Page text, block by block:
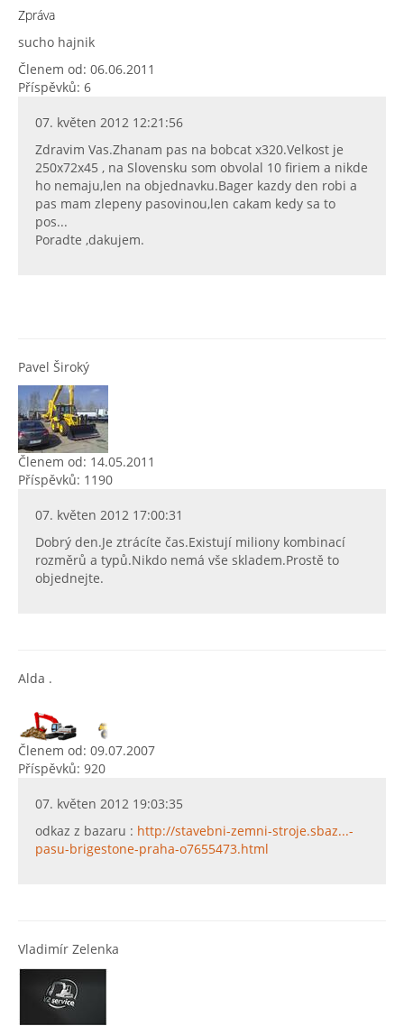
Zpráva
sucho hajnik
Členem od: 06.06.2011
Příspěvků: 6
07. květen 2012 12:21:56
Zdravim Vas.Zhanam pas na bobcat x320.Velkost je
250x72x45 , na Slovensku som obvolal 10 firiem a nikde
ho nemaju,len na objednavku.Bager kazdy den robi a
pas mam zlepeny pasovinou,len cakam kedy sa to
pos...
Poradte ,dakujem.
Pavel Široký
Členem od: 14.05.2011
Příspěvků: 1190
07. květen 2012 17:00:31
Dobrý den.Je ztrácíte čas.Existují miliony kombinací
rozměrů a typů.Nikdo nemá vše skladem.Prostě to
objednejte.
Alda .
Členem od: 09.07.2007
Příspěvků: 920
07. květen 2012 19:03:35
odkaz z bazaru : http://stavebni-zemni-stroje.sbaz...-
pasu-brigestone-praha-o7655473.html
Vladimír Zelenka